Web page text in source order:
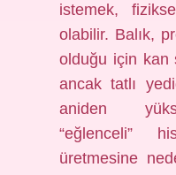
istemek,
olabilir. Balık,
olduğu için kan
ancak tatlı
aniden
“eğlenceli”
üretmesine